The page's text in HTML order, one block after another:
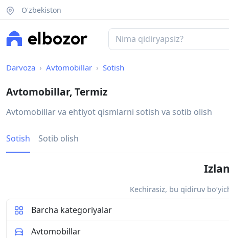
O'zbekiston
Darvoza Avtomobillar Sotish
Avtomobillar, Termiz
Avtomobillar va ehtiyot qismlarni sotish va sotib olish
Sotish Sotib olish
Kechirasiz, bu qidiruv
Barcha kategoriyalar
Avtomobillar